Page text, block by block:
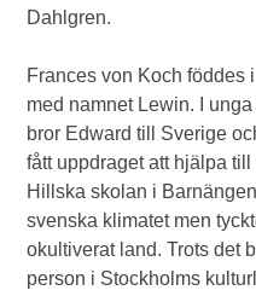
Dahlgren.
Frances von Koch föddes
med namnet Lewin. I
bror Edward till Sverige
fått uppdraget att hjälpa
Hillska skolan i
svenska klimatet men
okultiverat land. Trots det
person i Stockholms